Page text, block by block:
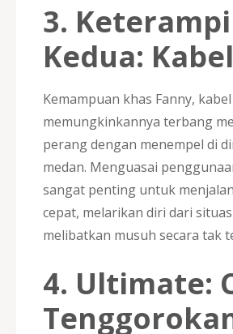
3.
Kedua:
Kemampuan khas Fanny,
memungkinkannya terbang
perang dengan menempel di
medan. Menguasai
sangat penting untuk
cepat, melarikan diri dari
melibatkan musuh secara tak
4. Ultimate: